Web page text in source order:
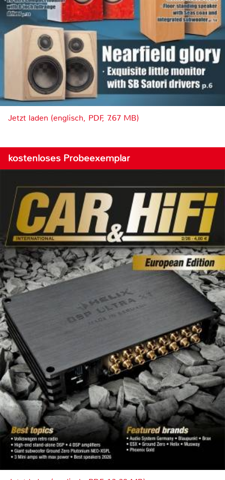
Jetzt laden (englisch, PDF, 7.67 MB)
kostenloses Probeexemplar